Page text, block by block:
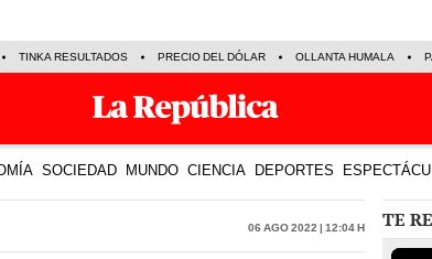
TINKA RESULTADOS PRECIO DEL DÓLAR OLLANTA HUMALA
SOCIEDAD MUNDO CIENCIA DEPORTES
06 Ago 2022 | 12:04 h TE